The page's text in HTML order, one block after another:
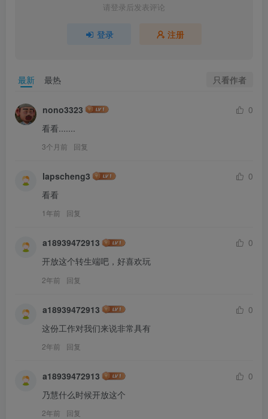
请登录后发表评论
登录 注册
最新 最热 只看作者
nono3323
0
看看.......
3个月前 回复
lapscheng3
0
看看
1年前 回复
a18939472913
0
开放这个转生端吧，好喜欢玩
2年前 回复
a18939472913
0
这份工作对我们来说非常具有
2年前 回复
a18939472913
0
乃慧什么时候开放这个
2年前 回复